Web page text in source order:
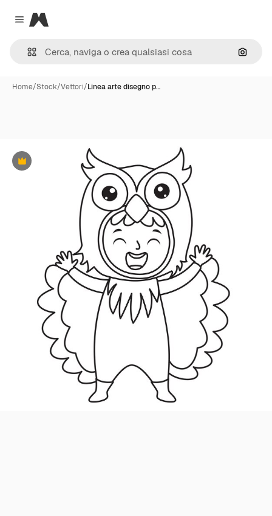
Close menu
Magnific
Cerca
Home/Stock/Vettori/Linea arte disegno p…
Premium